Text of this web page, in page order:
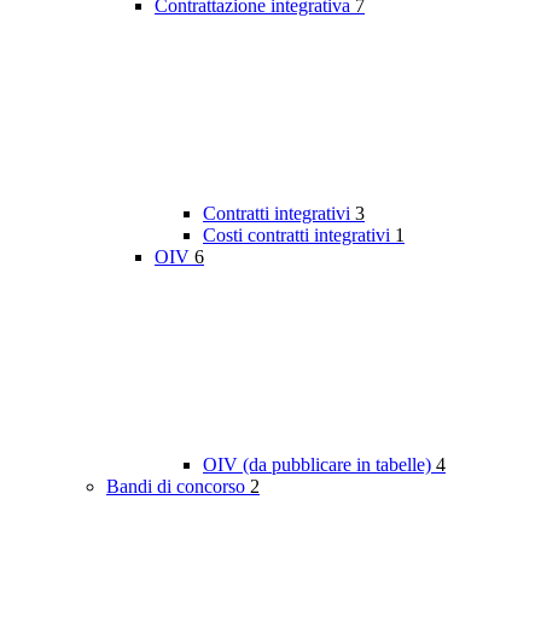
Contrattazione integrativa 7
Contratti integrativi 3
Costi contratti integrativi 1
OIV 6
OIV (da pubblicare in tabelle) 4
Bandi di concorso 2